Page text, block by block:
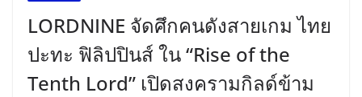
LORDNINE จัดศึกคนดังสายเกม ไทย
ปะทะ ฟิลิปปินส์ ใน “Rise of the
Tenth Lord” เปิดสงครามกิลด์ข้าม